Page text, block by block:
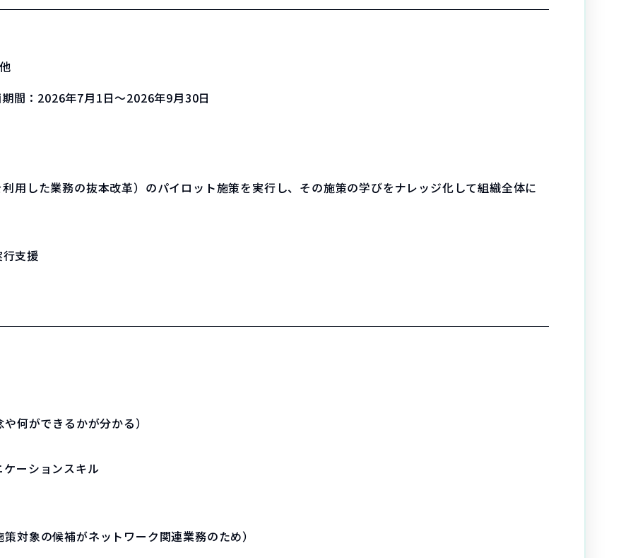
間： 2026年7月1日～2026年9月30日
した業務の抜本改革）のパイロット施策を実行し、その施策の学びをナレッジ化して組織全体に
支援
何ができるかが分かる）
ーションスキル
対象の候補がネットワーク関連業務のため）